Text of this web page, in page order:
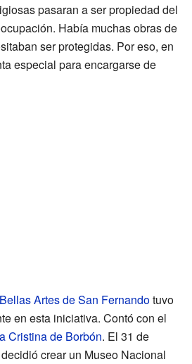
pasaran a ser propiedad del
Había muchas obras de
ser protegidas. Por eso, en
especial para encargarse de
Artes de San Fernandotuvo
en esta iniciativa. Contó con el
Cristina de Borbón. El 31 de
crear un Museo Nacional